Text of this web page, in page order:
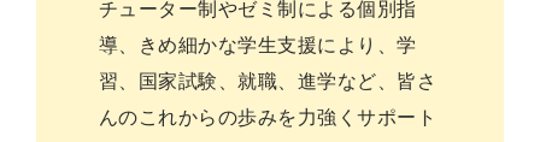
チューター制やゼミ制による個別指
導、きめ細かな学生支援により、学
習、国家試験、就職、進学など、皆さ
んのこれからの歩みを力強くサポート